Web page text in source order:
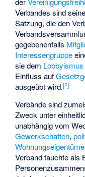
Verbandes sind
Satzung, die den
gegebenenfalls
Interessengruppe
sie dem Lobbyismus
Einfluss auf
ausgeübt wird.[2]
Verbände sind
Zweck unter
unabhängig vom
Gewerkschaften,
Verband tauchte als